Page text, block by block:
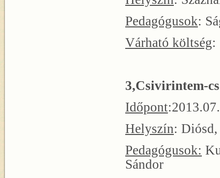
Pedagógusok:
Várható költség:
3,Csivirintem-
Időpont
Helyszín:
Pedagógusok:
Sándor